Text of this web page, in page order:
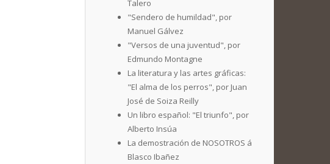
Talero
"Sendero de humildad", por
Manuel Gálvez
"Versos de una juventud", por
Edmundo Montagne
La literatura y las artes gráficas:
"El alma de los perros", por Juan
José de Soiza Reilly
Un libro español: "El triunfo", por
Alberto Insúa
La demostración de NOSOTROS á
Blasco Ibañez